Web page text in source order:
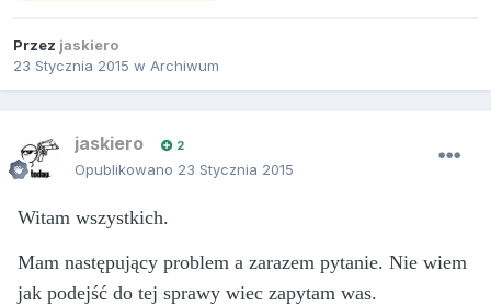
Przez jaskiero
23 Stycznia 2015 w Archiwum
jaskiero 2
Opublikowano 23 Stycznia 2015
Witam wszystkich.
Mam następujący problem a zarazem pytanie. Nie wiem
jak podejść do tej sprawy wiec zapytam was.